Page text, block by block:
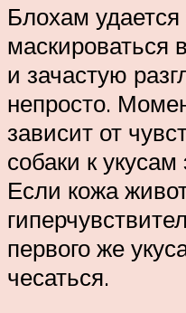
Блохам
маскироваться
и зачастую
непросто.
зависит от
собаки к укусам
Если кожа
первого же
чесаться.